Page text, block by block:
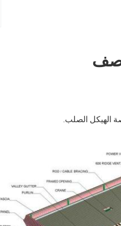
الهيكل الصلب.